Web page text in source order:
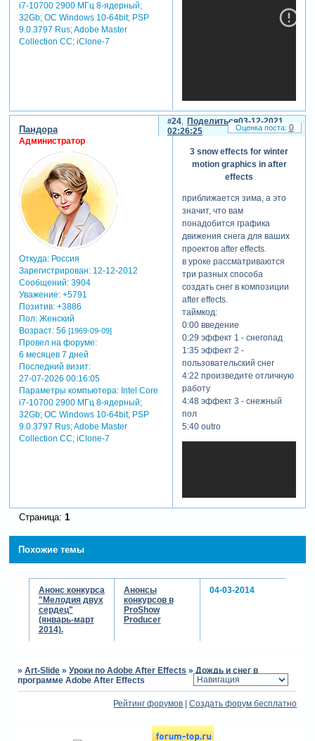
i7-10700 2900 МГц 8-ядерный;
32Gb; ОС Windows 10-64bit; PSP
9.0.3797 Rus; Adobe Master
Collection СС; iClone-7
Поделиться
24
03-12-2021
02:26:25
Пандора
Администратор
Откуда:Россия
Зарегистрирован: 12-12-2012
Сообщений:3904
Уважение: +5791
Позитив: +3886
Пол:Женский
Возраст:56 [1969-09-09]
Провел на форуме:
6 месяцев 7 дней
Последний визит:
27-07-2026 00:16:05
Параметры компьютера:Intel Core
i7-10700 2900 МГц 8-ядерный;
32Gb; ОС Windows 10-64bit; PSP
9.0.3797 Rus; Adobe Master
Collection СС; iClone-7
3 snow effects for winter
motion graphics in after
effects
приближается зима, а это
значит, что вам
понадобится графика
движения снега для ваших
проектов after effects.
в уроке рассматриваются
три разных способа
создать снег в композиции
after effects.
таймкод:
0:00 введение
0:29 эффект 1 - снегопад
1:35 эффект 2 -
пользовательский снег
4:22 произведите отличную
работу
4:48 эффект 3 - снежный
пол
5:40 outro
0
Страница: 1
Похожие темы
Анонс конкурса
"Мелодия двух
сердец"
(январь-март
2014).
Анонсы
конкурсов в
ProShow
Producer
04-03-2014
»Art-Slide »Уроки по Adobe After Effects »Дождь и снег в
программе Adobe After Effects
Рейтинг форумов |Создать форум бесплатно